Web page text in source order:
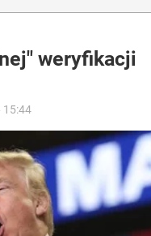
weryfikacji
15:44